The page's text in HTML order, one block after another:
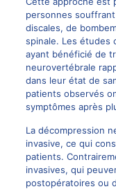
personnes
discales, de
spinale. Les études
ayant bénéficié de
neurovertébrale
dans leur état de
patients observés
symptômes après
La décompression
invasive, ce qui
patients.
invasives, qui
postopératoires ou